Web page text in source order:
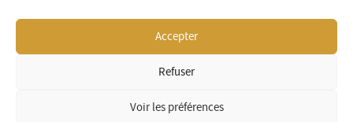
Accepter
Refuser
Voir les préférences
© 2026 OR Royalties Inc